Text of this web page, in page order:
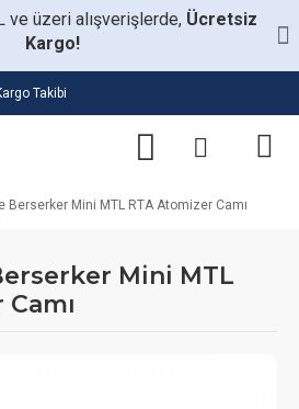
ve üzeri alışverişlerde, Ücretsiz
Kargo!
Takibi
Berserker Mini MTL RTA Atomizer Camı
Mini MTL